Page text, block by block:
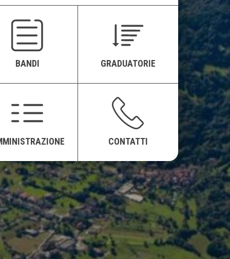
BANDI GRADUATORIE
CONTATTI